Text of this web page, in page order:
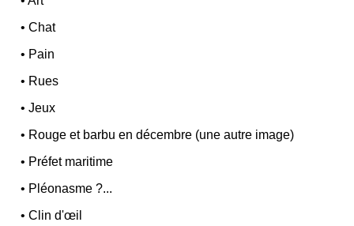
•Chat
• Pain
• Rues
•Jeux
• Rouge et barbu en décembre (une autre image)
• Préfet maritime
• Pléonasme ?...
•Clin d'œil